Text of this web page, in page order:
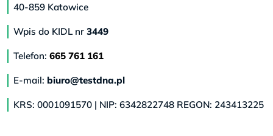
40-859 Katowice
Wpis do KIDL nr 3449
Telefon: 665 761 161
E-mail: biuro@testdna.pl
KRS: 0001091570 | NIP: 6342822748 REGON: 243413225